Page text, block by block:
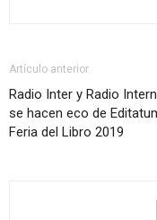
Artículo anterior
Radio Inter y Radio
se hacen eco de
Feria del Libro 2019